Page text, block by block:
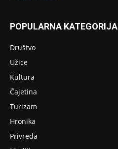
POPULARNA KATEGORIJA
Društvo
Užice
Kultura
Čajetina
Turizam
Hronika
Privreda